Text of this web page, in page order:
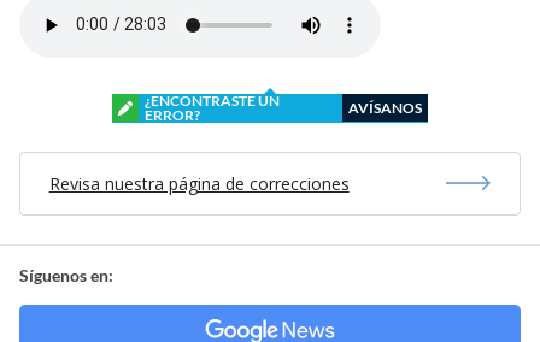
¿ENCONTRASTE UN
ERROR?
AVÍSANOS
Revisa nuestra página de correcciones
Síguenos en: